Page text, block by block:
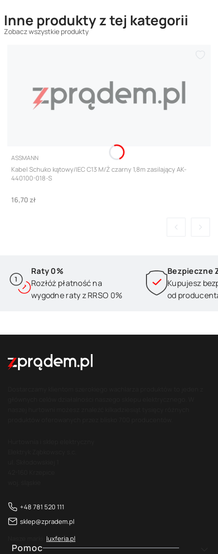
Inne produkty z tej kategorii
Zobacz wszystkie produkty
PRODUCENT
ASSMANN
Kabel Schuko kątowy/IEC C13 M/Ż czarny 1,8m zasilający AK-
440100-018-S
Cena
16,70 zł
Raty 0%
Rozłóż płatność na
wygodne raty z RRSO 0%
Bezpieczne
Kupujesz
od
+48 781 520 111
sklep@zpradem.pl
luxferia.pl
Linki w stopce
Pomoc